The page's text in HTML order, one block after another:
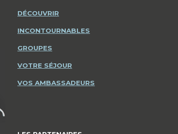
DÉCOUVRIR
INCONTOURNABLES
GROUPES
VOTRE SÉJOUR
VOS AMBASSADEURS